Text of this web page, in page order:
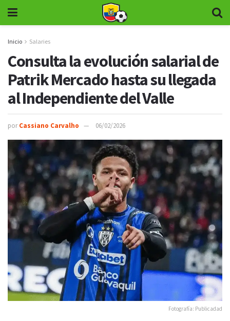
Inicio Salaries
Consulta la evolución salarial de
Patrik Mercado hasta su llegada
al Independiente del Valle
por Cassiano Carvalho 06/02/2026
Fotografía: Publicadad